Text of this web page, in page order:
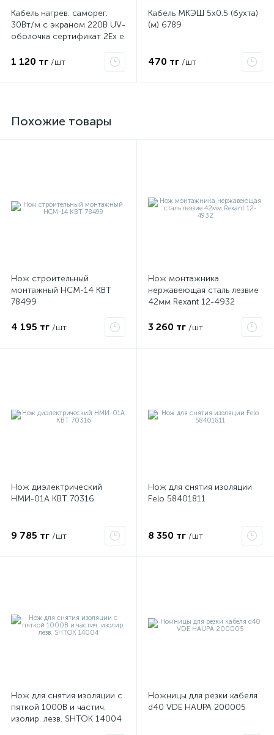
Кабель нагрев. саморег.
30Вт/м с экраном 220В UV-
оболочка сертификат 2Ex e
PHC-30
1 120 тг /шт
Кабель МКЭШ 5х0.5 (бухта)
(м) 6789
470 тг /шт
Похожие товары
Нож строительный
монтажный НСМ-14 КВТ
78499
4 195 тг /шт
Нож монтажника
нержавеющая сталь лезвие
42мм Rexant 12-4932
3 260 тг /шт
Нож диэлектрический
НМИ-01А КВТ 70316
9 785 тг /шт
Нож для снятия изоляции
Felo 58401811
8 350 тг /шт
Нож для снятия изоляции с
пяткой 1000В и частич.
изолир. лезв. SHTOK 14004
Ножницы для резки кабеля
d40 VDE HAUPA 200005